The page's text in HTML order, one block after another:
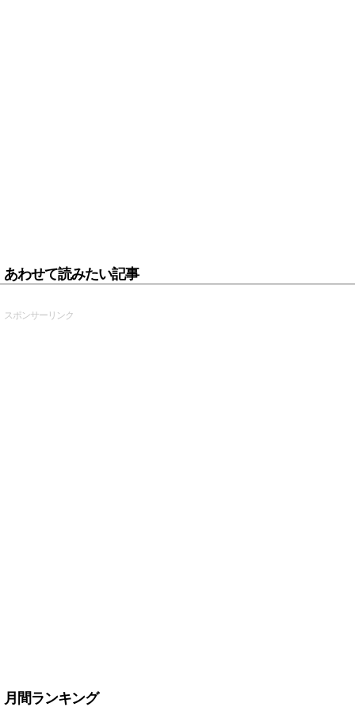
あわせて読みたい記事
スポンサーリンク
月間ランキング